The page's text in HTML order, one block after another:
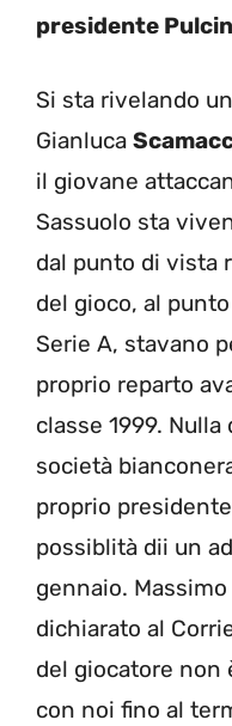
presidente
Si sta rivelando
Gianluca
il giovane
Sassuolo sta
dal punto di vista
del gioco, al
Serie A, stavano
proprio reparto
classe 1999.
società
proprio
possiblità dii un
gennaio. Massimo
dichiarato al
del giocatore non
con noi fino al